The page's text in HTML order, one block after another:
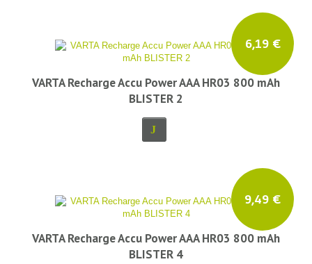
VARTA Recharge Accu Power AAA HR03 800 mAh
BLISTER 2
6,19 €
VARTA Recharge Accu Power AAA HR03 800 mAh
BLISTER 4
9,49 €